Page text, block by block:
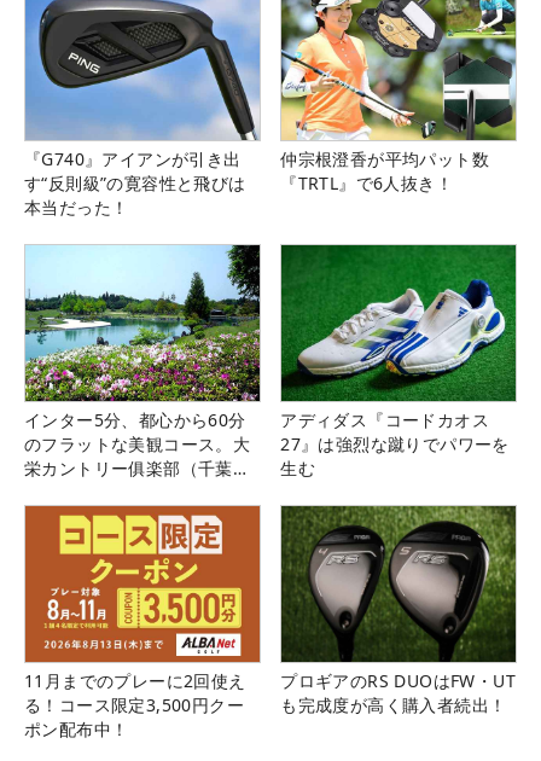
『G740』アイアンが引き出
す“反則級”の寛容性と飛びは
本当だった！
仲宗根澄香が平均パット数
『TRTL』で6人抜き！
インター5分、都心から60分
のフラットな美観コース。大
栄カントリー俱楽部（千葉
アディダス『コードカオス
27』は強烈な蹴りでパワーを
生む
11月までのプレーに2回使え
る！コース限定3,500円クー
ポン配布中！
プロギアのRS DUOはFW・UT
も完成度が高く購入者続出！